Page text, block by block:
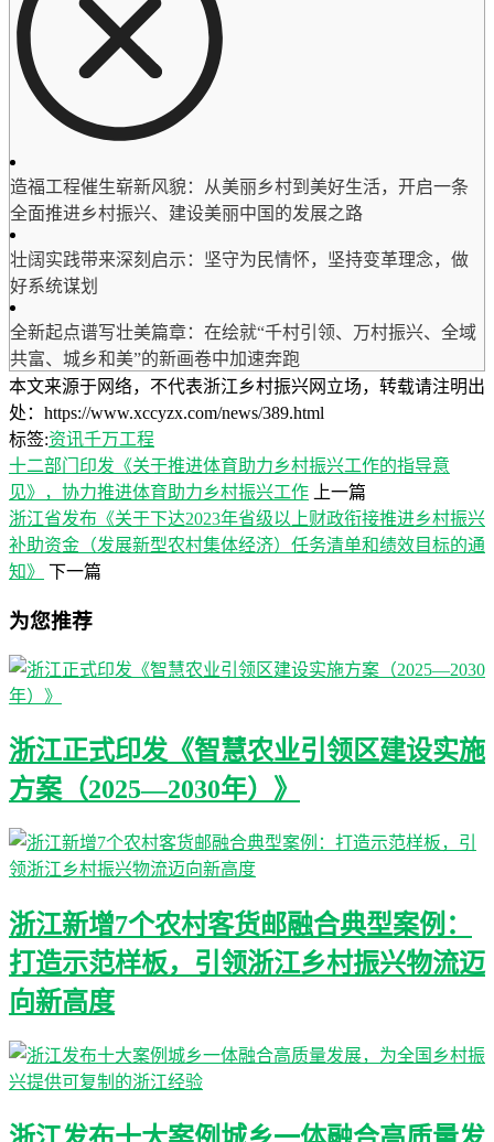
造福工程催生崭新风貌：从美丽乡村到美好生活，开启一条
全面推进乡村振兴、建设美丽中国的发展之路
壮阔实践带来深刻启示：坚守为民情怀，坚持变革理念，做
好系统谋划
全新起点谱写壮美篇章：在绘就“千村引领、万村振兴、全域
共富、城乡和美”的新画卷中加速奔跑
本文来源于网络，不代表浙江乡村振兴网立场，转载请注明出
处：https://www.xccyzx.com/news/389.html
标签:资讯千万工程
十二部门印发《关于推进体育助力乡村振兴工作的指导意
见》，协力推进体育助力乡村振兴工作
上一篇
浙江省发布《关于下达2023年省级以上财政衔接推进乡村振兴
补助资金（发展新型农村集体经济）任务清单和绩效目标的通
知》
下一篇
为您推荐
浙江正式印发《智慧农业引领区建设实施
方案（2025—2030年）》
浙江新增7个农村客货邮融合典型案例：
打造示范样板，引领浙江乡村振兴物流迈
向新高度